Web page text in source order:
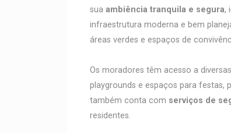
sua ambiência tranquila e segura,
infraestrutura moderna e bem
áreas verdes e espaços de
Os moradores têm acesso a diversas
playgrounds e espaços para festas,
também conta com serviços de
residentes.